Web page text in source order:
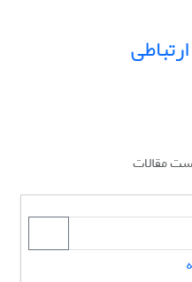
مقالات